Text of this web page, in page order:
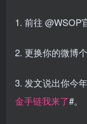
1. 前往 @WSOP
2. 更换你的微博个
3. 发文说出你今
金手链我来了#。